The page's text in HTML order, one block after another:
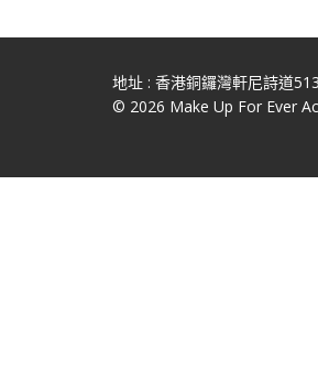
地址 : 香港銅鑼灣軒尼詩道
© 2026 Make Up For Ever